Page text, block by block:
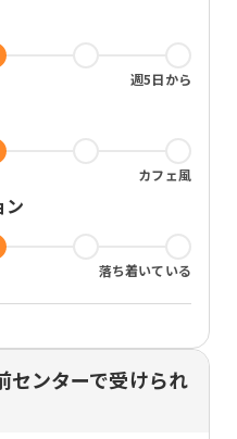
週5日から
カフェ風
ン
落ち着いている
センターで受けられ